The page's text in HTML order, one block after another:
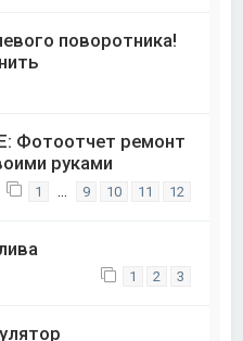
поворотника!
Фотоотчет ремонт
руками
1 9 10 11 12
1 2 3